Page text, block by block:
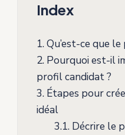
Index
1.Qu’est-ce que
2.Pourquoi est-il
profil candidat ?
3.Étapes pour
idéal
3.1.Décrire le